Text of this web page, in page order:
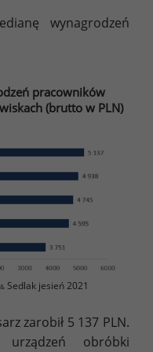
wynagrodzeń
pracowników
(brutto w PLN)
&Sedlak jesień 2021
zarobił 5 137 PLN.
urządzeń obróbki